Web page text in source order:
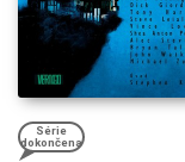
Série
dokončena